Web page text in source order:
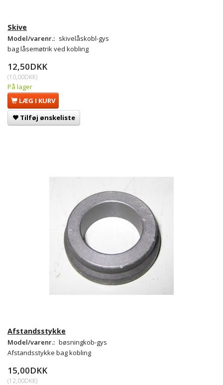
Skive
Model/varenr.: skivelåskobl-gys
bag låsemøtrik ved kobling
12,50DKK
(10,00DKK)
På lager
LÆG I KURV
Tilføj ønskeliste
Afstandsstykke
Model/varenr.: bøsningkob-gys
Afstandsstykke bag kobling
15,00DKK
(12,00DKK)